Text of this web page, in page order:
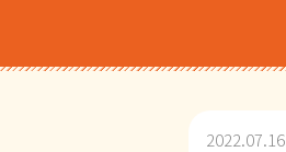
2022.07.16